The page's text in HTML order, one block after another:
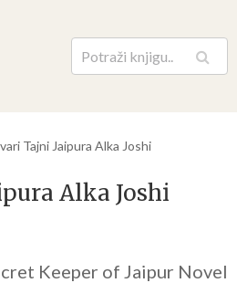
Pretraga
Tajni Jaipura Alka Joshi
Alka Joshi
Keeper of Jaipur Novel